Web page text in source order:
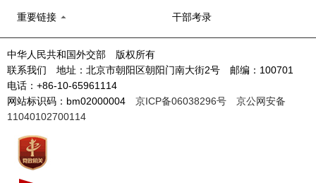
重要链接 干部考录
中华人民共和国外交部 版权所有
联系我们 地址：北京市朝阳区朝阳门南大街2号 邮编：100701
电话：+86-10-65961114
网站标识码：bm02000004 京ICP备06038296号
京公网安备
11040102700114